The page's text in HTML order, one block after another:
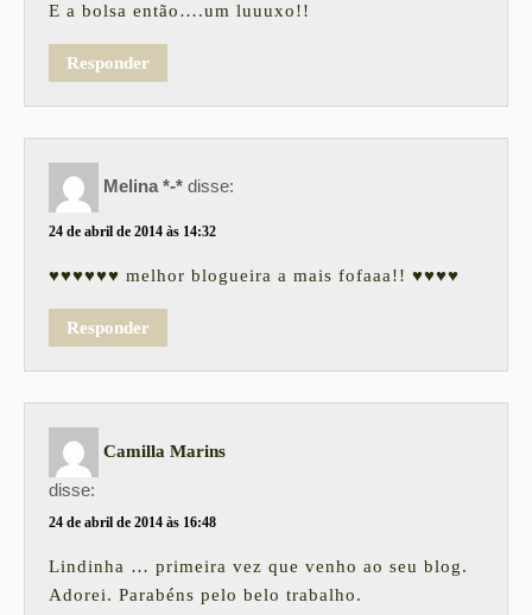
E a bolsa então….um luuuxo!!
Responder
Melina *-* disse:
24 de abril de 2014 às 14:32
♥♥♥♥♥♥ melhor blogueira a mais fofaaa!! ♥♥♥♥
Responder
Camilla Marins
disse:
24 de abril de 2014 às 16:48
Lindinha … primeira vez que venho ao seu blog.
Adorei. Parabéns pelo belo trabalho.